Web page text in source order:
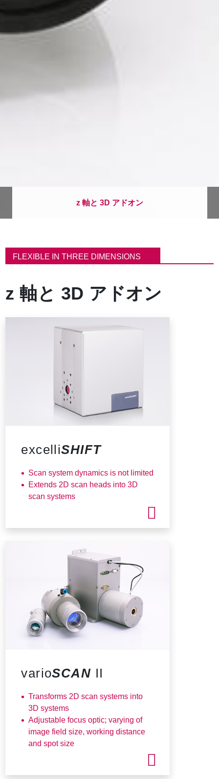
z 軸と 3D アドオン
ン
くFLEXIBLE IN THREE DIMENSIONS
z 軸と 3D アドオン
excelliSHIFT
Scan system dynamics is not limited
Extends 2D scan heads into 3D
scan systems
varioSCAN II
Transforms 2D scan systems into
3D systems
Adjustable focus optic; varying of
image field size, working distance
and spot size